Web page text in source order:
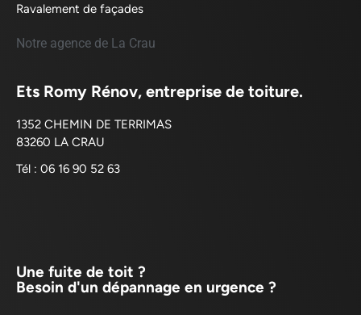
Ravalement de façades
Notre agence de La Crau
Ets Romy Rénov, entreprise de toiture.
1352 CHEMIN DE TERRIMAS
83260 LA CRAU
Tél : 06 16 90 52 63
Une fuite de toit ?
Besoin d'un dépannage en urgence ?